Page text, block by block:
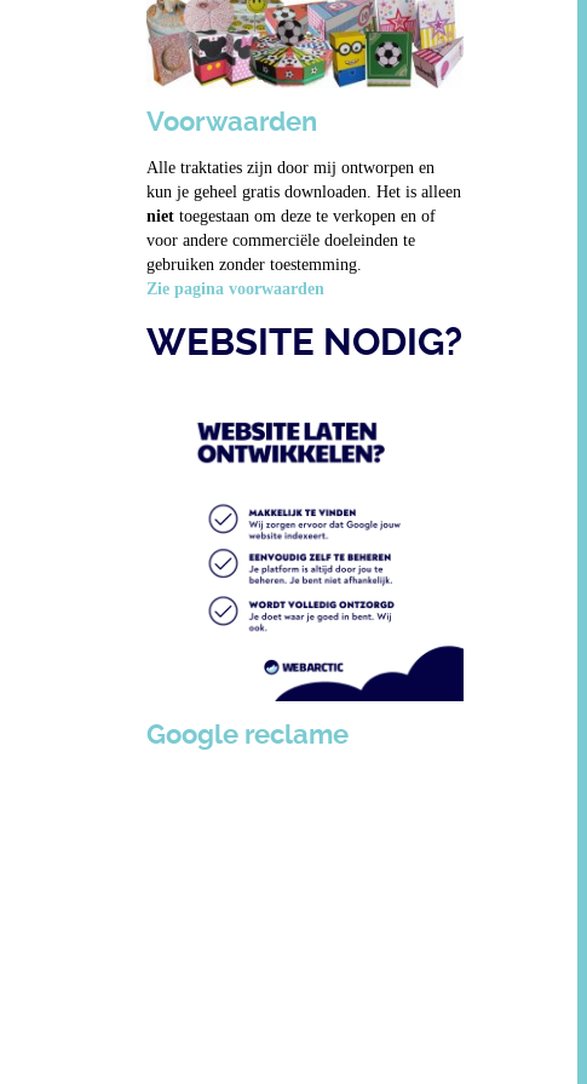
Voorwaarden
Alle traktaties zijn door mij ontworpen en
kun je geheel gratis downloaden. Het is alleen
niettoegestaan om deze te verkopen en of
voor andere commerciële doeleinden te
gebruiken zonder toestemming.
Zie pagina voorwaarden
WEBSITE NODIG?
Google reclame